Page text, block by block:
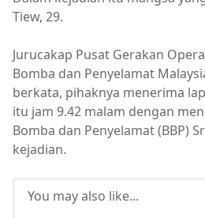
Tiew, 29.
Jurucakap Pusat Gerakan
Bomba dan Penyelamat
berkata, pihaknya menerima
itu jam 9.42 malam dengan
Bomba dan Penyelamat (BBP)
kejadian.
You may also like...